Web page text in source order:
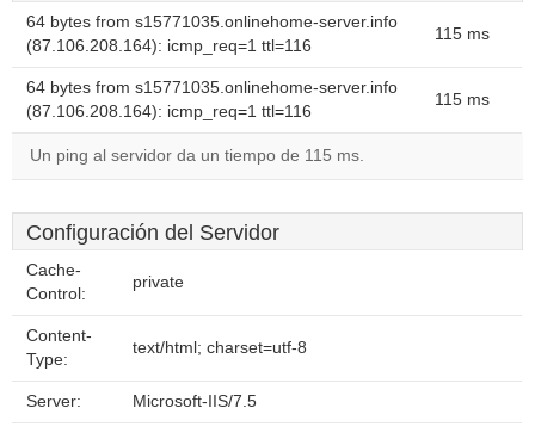
64 bytes from s15771035.onlinehome-server.info
(87.106.208.164): icmp_req=1 ttl=116
115 ms
64 bytes from s15771035.onlinehome-server.info
(87.106.208.164): icmp_req=1 ttl=116
115 ms
Un ping al servidor da un tiempo de 115 ms.
Configuración del Servidor
Cache-
Control:
private
Content-
Type:
text/html; charset=utf-8
Server: Microsoft-IIS/7.5